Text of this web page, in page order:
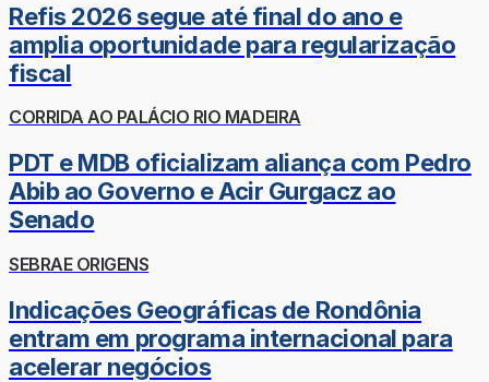
Refis 2026 segue até final do ano e
amplia oportunidade para regularização
fiscal
CORRIDA AO PALÁCIO RIO MADEIRA
PDT e MDB oficializam aliança com Pedro
Abib ao Governo e Acir Gurgacz ao
Senado
SEBRAE ORIGENS
Indicações Geográficas de Rondônia
entram em programa internacional para
acelerar negócios